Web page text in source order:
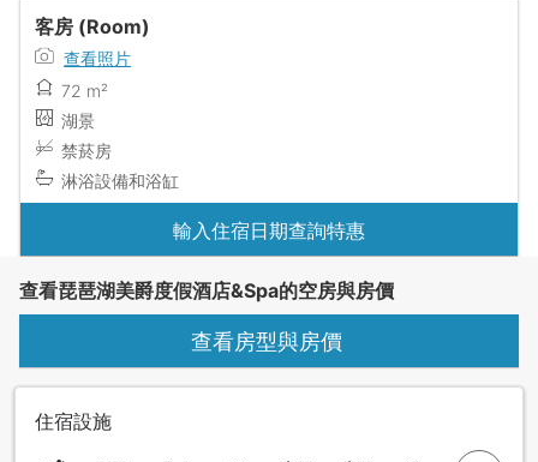
客房 (Room)
查看照片
72 m²
湖景
禁菸房
淋浴設備和浴缸
輸入住宿日期查詢特惠
查看琵琶湖美爵度假酒店&Spa的空房與房價
查看房型與房價
住宿設施